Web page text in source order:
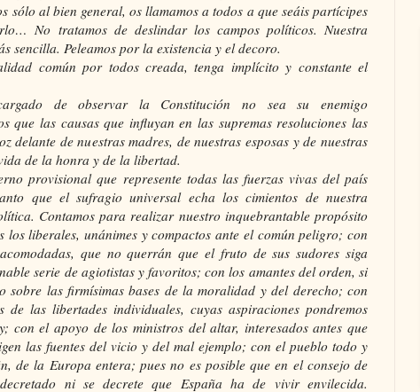
sólo al bien general, os llamamos a todos a que seáis partícipes
No tratamos de deslindar los campos políticos. Nuestra
sencilla. Peleamos por la existencia y el decoro.
común por todos creada, tenga implícito y constante el
de observar la Constitución no sea su enemigo
que las causas que influyan en las supremas resoluciones las
delante de nuestras madres, de nuestras esposas y de nuestras
de la honra y de la libertad.
provisional que represente todas las fuerzas vivas del país
que el sufragio universal echa los cimientos de nuestra
Contamos para realizar nuestro inquebrantable propósito
los liberales, unánimes y compactos ante el común peligro; con
que no querrán que el fruto de sus sudores siga
serie de agiotistas y favoritos; con los amantes del orden, si
sobre las firmísimas bases de la moralidad y del derecho; con
de las libertades individuales, cuyas aspiraciones pondremos
con el apoyo de los ministros del altar, interesados antes que
las fuentes del vicio y del mal ejemplo; con el pueblo todo y
de la Europa entera; pues no es posible que en el consejo de
ni se decrete que España ha de vivir envilecida.